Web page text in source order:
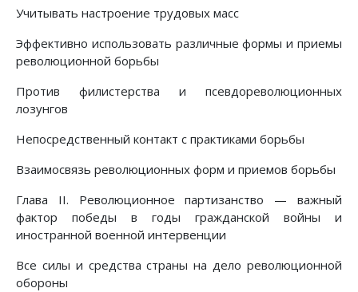
Учитывать настроение трудовых масс
Эффективно использовать различные формы и приемы
революционной борьбы
Против филистерства и псевдореволюционных
лозунгов
Непосредственный контакт с практиками борьбы
Взаимосвязь революционных форм и приемов борьбы
Глава II. Революционное партизанство — важный
фактор победы в годы гражданской войны и
иностранной военной интервенции
Все силы и средства страны на дело революционной
обороны